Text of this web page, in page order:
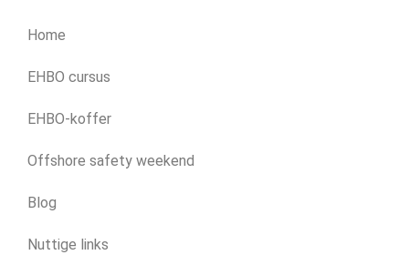
Home
EHBO cursus
EHBO-koffer
Offshore safety weekend
Blog
Nuttige links